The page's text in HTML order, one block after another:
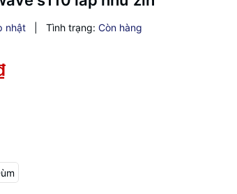
nhật Tình trạng: Còn hàng